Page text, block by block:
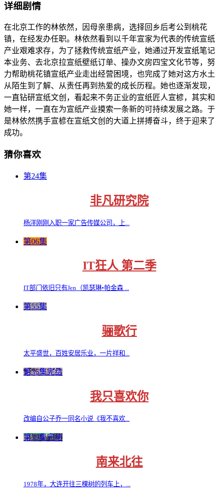
详细剧情
在北京工作的林依然，因母亲患病，选择回乡后考公到桃花
镇，在经发办任职。林依然看到以千年宣家为代表的传统宣纸
产业艰难求存，为了拯救传统宣纸产业，她通过开发宣纸笔记
本业务、去北京拉宣纸壁纸订单、操办文房四宝文化节等，努
力帮助桃花镇宣纸产业走出经营困境，也完成了她对这方水土
从陌生到了解、从责任再到热爱的成长历程。她也逐渐发现，
一直钻研宣纸文创，看起来不务正业的宣纸匠人宣楌，其实和
她一样，一直在为宣纸产业摸索一条新的可持续发展之路。于
是林依然携手宣楌在宣纸文创的大道上拼搏奋斗，终于迎来了
成功。
猜你喜欢
第24集
非凡研究院
杨洋刚刚入职一家广告传媒公司，上...
第06集
IT狂人 第二季
IT部门依旧只有Jen（凯瑟琳•帕金森 ...
第55集
骊歌行
太平盛世，百姓安居乐业，一片祥和...
第35集完结
我只喜欢你
改编自公子乔一同名小说《我不喜欢...
第39集完结
南来北往
1978年，大连开往三棵树的列车上，...